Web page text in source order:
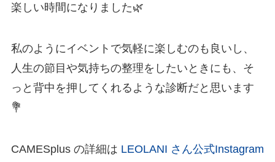
楽しい時間になりました🌿
私のようにイベントで気軽に楽しむのも良いし、
人生の節目や気持ちの整理をしたいときにも、そ
っと背中を押してくれるような診断だと思います
💐
CAMESplus の詳細は LEOLANI さん公式Instagram